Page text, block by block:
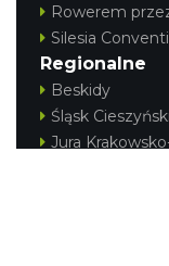
Rowerem
Silesia
Regionalne
Beskidy
Śląsk Cieszyński
Jura